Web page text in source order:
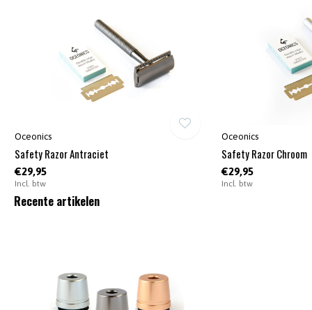
Oceonics
Safety Razor Antraciet
€29,95
Incl. btw
Oceonics
Safety Razor Chroom
€29,95
Incl. btw
Recente artikelen